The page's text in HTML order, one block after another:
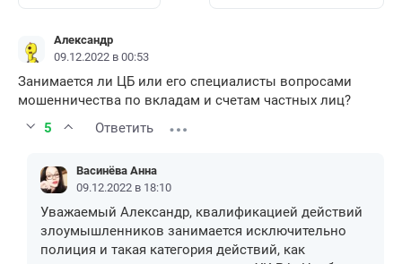
Александр
09.12.2022 в 00:53
Занимается ли ЦБ или его специалисты вопросами
мошенничества по вкладам и счетам частных лиц?
5
Ответить
Васинёва Анна
09.12.2022 в 18:10
Уважаемый Александр, квалификацией действий
злоумышленников занимается исключительно
полиция и такая категория действий, как